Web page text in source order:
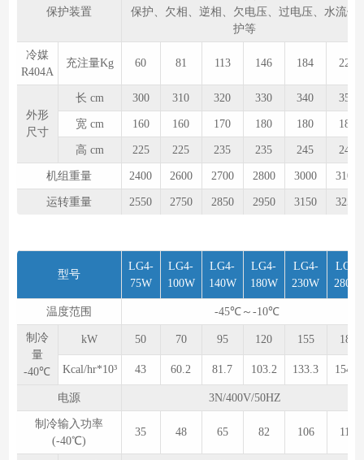
保护装置
保护、欠相、逆相、欠电压、过电压、水流保
护等
冷媒
R404A
充注量Kg 60 81 113 146 184 222
外形
尺寸
长 cm 300 310 320 330 340 350
宽 cm 160 160 170 180 180 180
高 cm 225 225 235 235 245 245
机组重量 2400 2600 2700 2800 3000 3100
运转重量 2550 2750 2850 2950 3150 3250
型号
LG4-
75W
LG4-
100W
LG4-
140W
LG4-
180W
LG4-
230W
LG4-
280W
温度范围 -45℃～-10℃
制冷
量
-40℃
kW 50 70 95 120 155 180
Kcal/hr*10³ 43 60.2 81.7 103.2 133.3 154.8
电源 3N/400V/50HZ
制冷输入功率
(-40℃)
35 48 65 82 106 113